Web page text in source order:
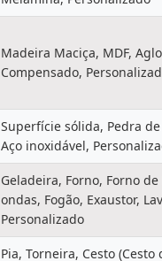
Madeira Maciça, MDF,
Compensado,
Superfície sólida, Pedra
Aço inoxidável,
Geladeira, Forno, Forno
ondas, Fogão, Exaustor,
Personalizado
Pia, Torneira, Cesto (Cesto